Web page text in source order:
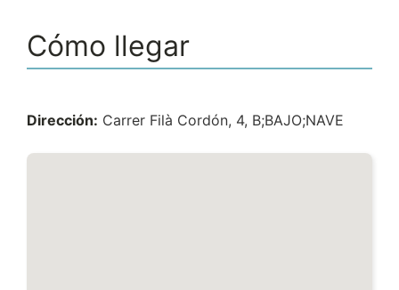
Cómo llegar
Dirección: Carrer Filà Cordón, 4, B;BAJO;NAVE